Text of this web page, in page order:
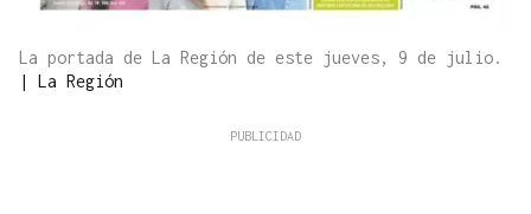
La portada de La Región de este jueves, 9 de julio.
| La Región